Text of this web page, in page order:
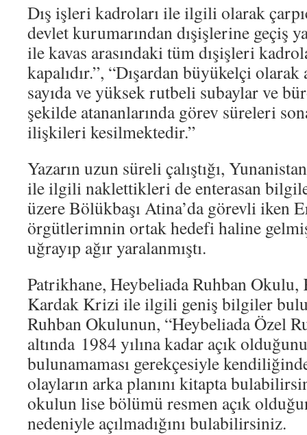
Dış işleri kadroları ile ilgili olarak
devlet kurumarından dışişlerine geçiş
ile kavas arasındaki tüm dışişleri
kapalıdır.”, “Dışardan büyükelçi olarak
sayıda ve yüksek rutbeli subaylar ve
şekilde atananlarında görev süreleri
ilişkileri kesilmektedir.”
Yazarın uzun süreli çalıştığı,
ile ilgili naklettikleri de enterasan
üzere Bölükbaşı Atina’da görevli iken
örgütlerimnin ortak hedefi haline
uğrayıp ağır yaralanmıştı.
Patrikhane, Heybeliada Ruhban Okulu,
Kardak Krizi ile ilgili geniş bilgiler
Ruhban Okulunun, “Heybeliada Özel
altında 1984 yılına kadar açık
bulunamaması gerekçesiyle
olayların arka planını kitapta
okulun lise bölümü resmen açık
nedeniyle açılmadığını bulabilirsiniz.